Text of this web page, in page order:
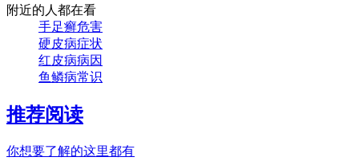
附近的人都在看
手足癣危害
硬皮病症状
红皮病病因
鱼鳞病常识
推荐阅读
你想要了解的这里都有